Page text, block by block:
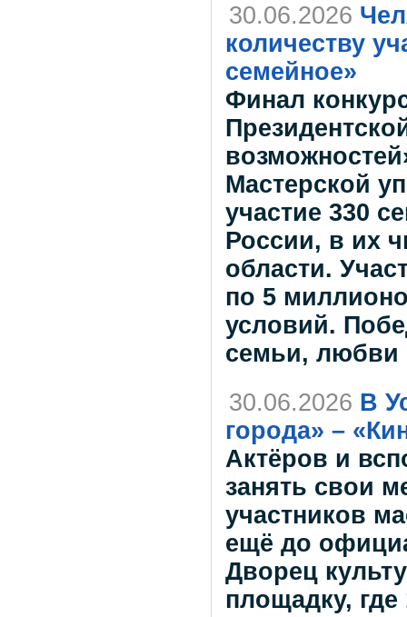
30.06.2026
количеству
семейное»
Финал
Мастерской
участие 330
России, в их
области.
по 5
условий.
семьи, любви
30.06.2026 В
города» –
Актёров и
занять свои
участников
ещё до
Дворец
площадку,